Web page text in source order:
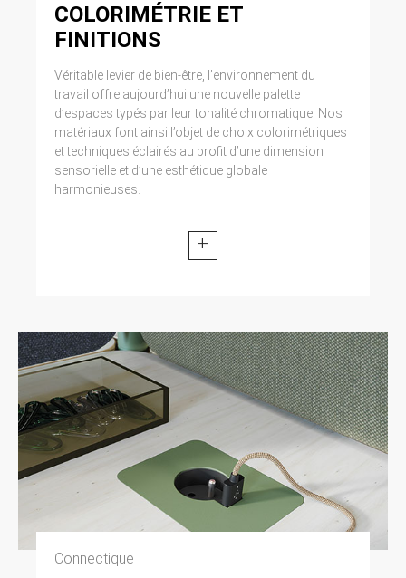
COLORIMÉTRIE ET
FINITIONS
Véritable levier de bien-être, l’environnement du
travail offre aujourd’hui une nouvelle palette
d’espaces typés par leur tonalité chromatique. Nos
matériaux font ainsi l’objet de choix colorimétriques
et techniques éclairés au profit d’une dimension
sensorielle et d’une esthétique globale
harmonieuses.
+
Connectique